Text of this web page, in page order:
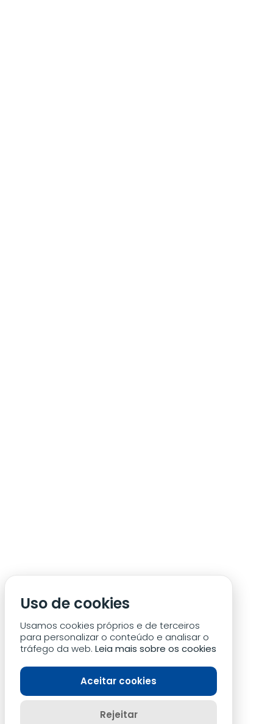
Uso de cookies
Usamos cookies próprios e de terceiros
para personalizar o conteúdo e analisar o
tráfego da web. Leia mais sobre os cookies
Aceitar cookies
Rejeitar